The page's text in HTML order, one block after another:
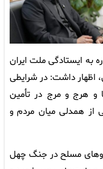
به ایستادگی ملت ایران
اظهار داشت: در شرایطی
و هرج و مرج در تأمین
از همدلی میان مردم و
مسلح در جنگ چهل